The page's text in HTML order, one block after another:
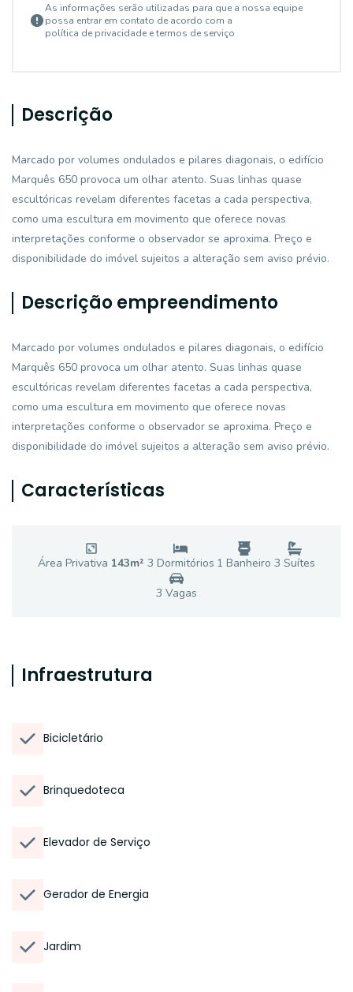
As informações serão utilizadas para que a nossa equipe
possa entrar em contato de acordo com a
política de privacidade e termos de serviço
Descrição
Marcado por volumes ondulados e pilares diagonais, o edifício
Marquês 650 provoca um olhar atento. Suas linhas quase
escultóricas revelam diferentes facetas a cada perspectiva,
como uma escultura em movimento que oferece novas
interpretações conforme o observador se aproxima. Preço e
disponibilidade do imóvel sujeitos a alteração sem aviso prévio.
Descrição empreendimento
Marcado por volumes ondulados e pilares diagonais, o edifício
Marquês 650 provoca um olhar atento. Suas linhas quase
escultóricas revelam diferentes facetas a cada perspectiva,
como uma escultura em movimento que oferece novas
interpretações conforme o observador se aproxima. Preço e
disponibilidade do imóvel sujeitos a alteração sem aviso prévio.
Características
Área Privativa 143m² 3 Dormitórios 1 Banheiro 3 Suítes
3 Vagas
Infraestrutura
Bicicletário
Brinquedoteca
Elevador de Serviço
Gerador de Energia
Jardim